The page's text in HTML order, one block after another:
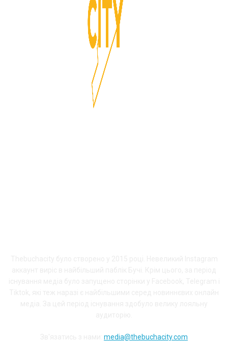
media@thebuchacity.com